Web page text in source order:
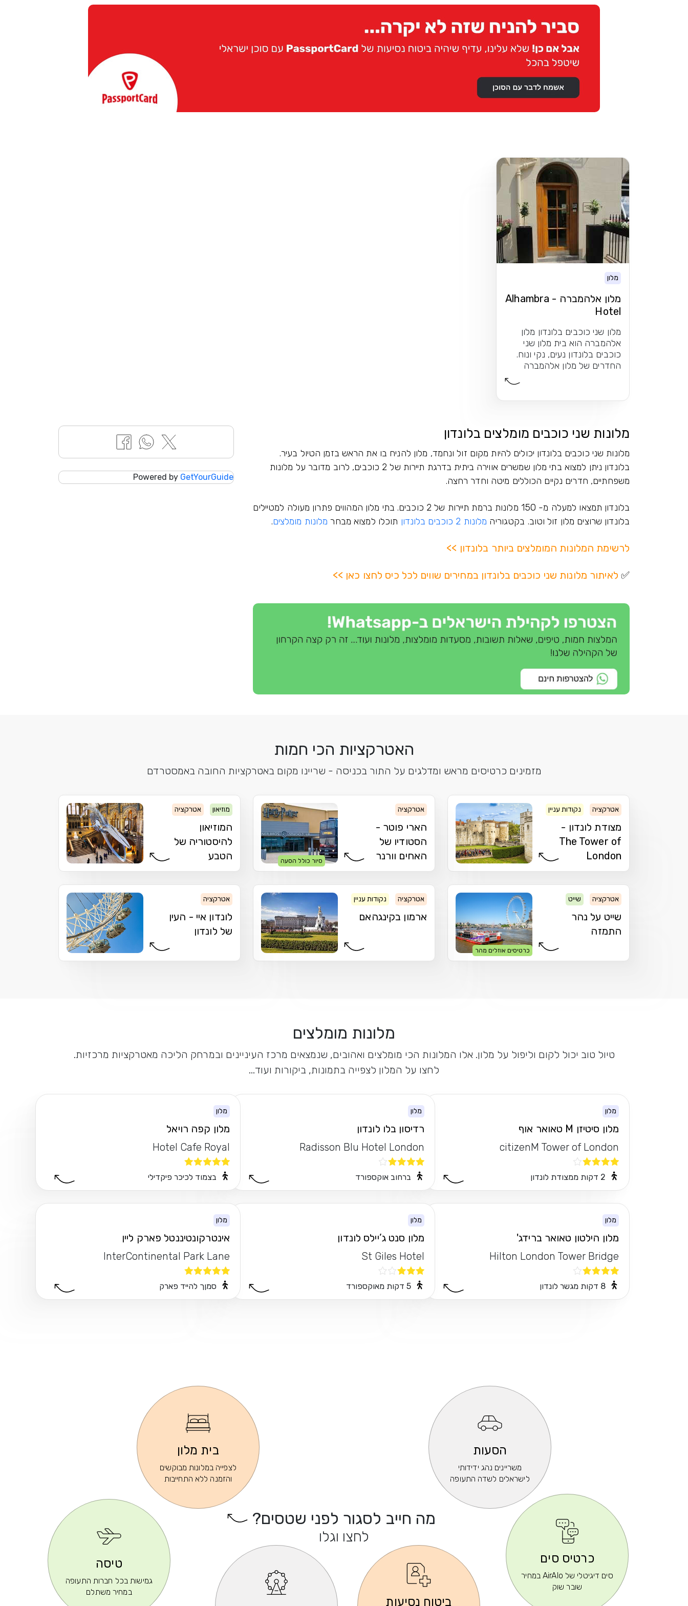
מלון
מלון אלהמברה - Alhambra
Hotel
מלון שני כוכבים בלונדון מלון
אלהמברה הוא בית מלון שני
כוכבים בלונדון נעים, נקי ונוח.
החדרים של מלון אלהמברה
מלונות שני כוכבים מומלצים בלונדון
מלונות שני כוכבים בלונדון יכולים להיות מקום זול ונחמד, מלון להניח בו את הראש בזמן הטיול בעיר.
בלונדון ניתן למצוא בתי מלון שמשרים אווירה ביתית בדרגת תיירות של 2 כוכבים, לרוב מדובר על מלונות
משפחתיים, חדרים נקיים הכוללים מיטה וחדר רחצה.
בלונדון תמצאו למעלה מ- 150 מלונות ברמת תיירות של 2 כוכבים. בתי מלון המהווים פתרון מעולה למטיילים
בלונדון שרוצים מלון זול וטוב. בקטגוריה מלונות 2 כוכבים בלונדון תוכלו למצוא מבחר מלונות מומלצים.
לרשימת המלונות המומלצים ביותר בלונדון >>
✅ לאיתור מלונות שני כוכבים בלונדון במחירים שווים לכל כיס לחצו כאן >>
Powered by GetYourGuide
האטרקציות הכי חמות
מזמינים כרטיסים מראש ומדלגים על התור בכניסה - שריינו מקום באטרקציות החובה באמסטרדם
אטרקציה נקודות עניין מצודה
מצודת לונדון -
The Tower of
London
אטרקציה
הארי פוטר -
הסטודיו של
האחים וורנר
סיור כולל הסעה
מוזיאון אטרקציה
המוזיאון
להיסטוריה של
הטבע
אטרקציה שייט
שייט על נהר
התמזה
כרטיסים אוזלים מהר
אטרקציה נקודות עניין ארמון
ארמון בקינגהאם
אטרקציה
לונדון איי - העין
של לונדון
מלונות מומלצים
טיול טוב יכול לקום וליפול על מלון. אלו המלונות הכי מומלצים ואהובים, שנמצאים מרכז העיניינים ובמרחק הליכה מאטרקציות מרכזיות.
לחצו על המלון לצפייה בתמונות, ביקורות ועוד...
מלון
מלון סיטיזן M טאואר אוף
citizenM Tower of London
2 דקות ממצודת לונדון
מלון
רדיסון בלו לונדון
Radisson Blu Hotel London
ברחוב אוקספורד
מלון
מלון קפה רויאל
Hotel Cafe Royal
בצמוד לכיכר פיקדילי
מלון
מלון הילטון טאואר ברידג'
Hilton London Tower Bridge
8 דקות מגשר לונדון
מלון
מלון סנט ג’יילס לונדון
St Giles Hotel
5 דקות מאוקספורד
מלון
אינטרקונטיננטל פארק ליין
InterContinental Park Lane
סמןך להייד פארק
הסעות
משריינים נהג ידידותי
לישראלים לשדה התעופה
בית מלון
לצפייה במלונות מבוקשים
והזמנה ללא התחייבות
מה חייב לסגור לפני שטסים?
לחצו וגלו
כרטיס סים
סים דיגיטלי של AirAlo במחיר
שובר שוק
ביטוח נסיעות
טיסה
גמישות בכל חברות התעופה
במחיר משתלם